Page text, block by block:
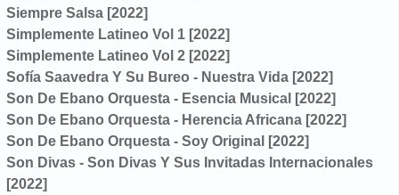
Siempre Salsa [2022]
Simplemente Latineo Vol 1 [2022]
Simplemente Latineo Vol 2 [2022]
Sofía Saavedra Y Su Bureo - Nuestra Vida [2022]
Son De Ebano Orquesta - Esencia Musical [2022]
Son De Ebano Orquesta - Herencia Africana [2022]
Son De Ebano Orquesta - Soy Original [2022]
Son Divas - Son Divas Y Sus Invitadas Internacionales
[2022]